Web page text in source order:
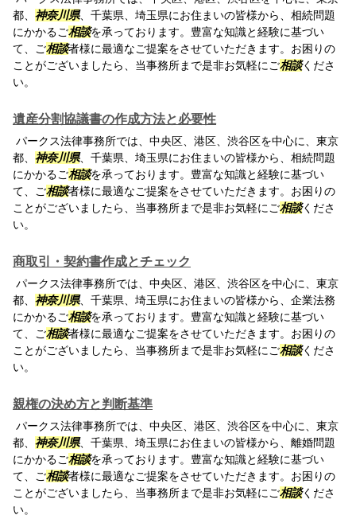
都、 神奈川県、千葉県、埼玉県にお住まいの皆様から、相続問題
にかかるご相談を承っております。豊富な知識と経験に基づい
て、ご相談者様に最適なご提案をさせていただきます。お困りの
ことがございましたら、当事務所まで是非お気軽にご相談くださ
い。
遺産分割協議書の作成方法と必要性
パークス法律事務所では、中央区、港区、渋谷区を中心に、東京
都、 神奈川県、千葉県、埼玉県にお住まいの皆様から、相続問題
にかかるご相談を承っております。豊富な知識と経験に基づい
て、ご相談者様に最適なご提案をさせていただきます。お困りの
ことがございましたら、当事務所まで是非お気軽にご相談くださ
い。
商取引・契約書作成とチェック
パークス法律事務所では、中央区、港区、渋谷区を中心に、東京
都、 神奈川県、千葉県、埼玉県にお住まいの皆様から、企業法務
にかかるご相談を承っております。豊富な知識と経験に基づい
て、ご相談者様に最適なご提案をさせていただきます。お困りの
ことがございましたら、当事務所まで是非お気軽にご相談くださ
い。
親権の決め方と判断基準
パークス法律事務所では、中央区、港区、渋谷区を中心に、東京
都、 神奈川県、千葉県、埼玉県にお住まいの皆様から、離婚問題
にかかるご相談を承っております。豊富な知識と経験に基づい
て、ご相談者様に最適なご提案をさせていただきます。お困りの
ことがございましたら、当事務所まで是非お気軽にご相談くださ
い。